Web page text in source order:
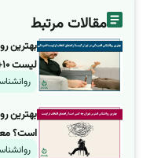
مقالات مرتبط
بهترین
لیست ۱۰+ روانشناس افسردگی تهران
بهترین
است؟ معرفی +۱۰